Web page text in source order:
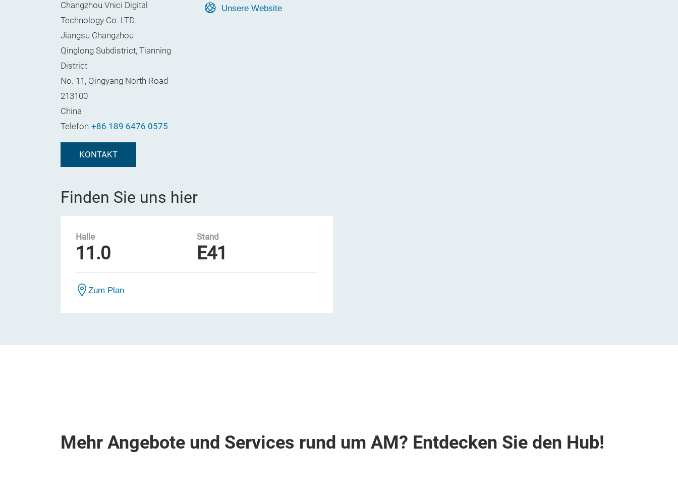
Changzhou Vnici Digital
Technology Co. LTD.
Jiangsu Changzhou
Qinglong Subdistrict, Tianning
District
No. 11, Qingyang North Road
213100
China
Telefon +86 189 6476 0575
KONTAKT
Unsere Website
Finden Sie uns hier
Halle
11.0
Stand
E41
Zum Plan
Mehr Angebote und Services rund um AM? Entdecken Sie den Hub!